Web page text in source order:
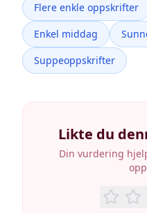
Flere enkle oppskrifter
Enkel middag
Suppeoppskrifter
Likte du
Din vurdering